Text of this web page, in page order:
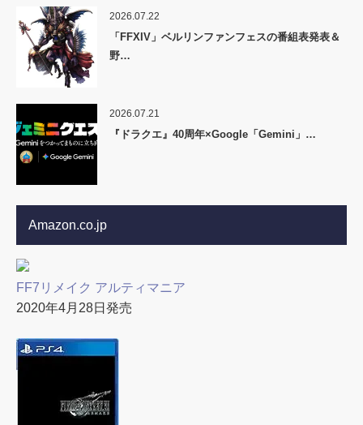
2026.07.22
「FFXIV」ベルリンファンフェスの番組表発表＆
野…
2026.07.21
『ドラクエ』40周年×Google「Gemini」…
Amazon.co.jp
FF7リメイク アルティマニア
2020年4月28日発売